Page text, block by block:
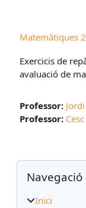
Matemàtiques
Exercicis de
avaluació de
Professor:
Professor:
Blocs
Omet Navegació
Navegació
Inici